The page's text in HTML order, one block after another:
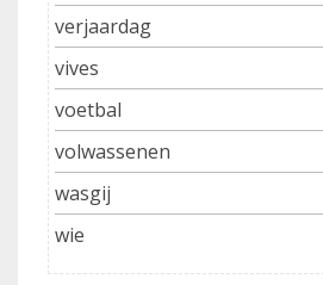
verjaardag
vives
voetbal
volwassenen
wasgij
wie